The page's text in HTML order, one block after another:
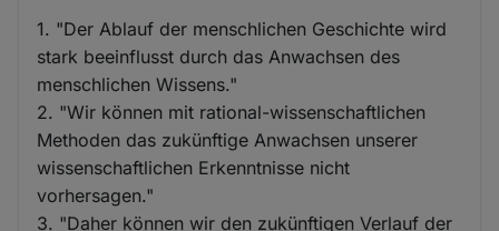
1. "Der Ablauf der menschlichen Geschichte wird
stark beeinflusst durch das Anwachsen des
menschlichen Wissens."
2. "Wir können mit rational-wissenschaftlichen
Methoden das zukünftige Anwachsen unserer
wissenschaftlichen Erkenntnisse nicht
vorhersagen."
3. "Daher können wir den zukünftigen Verlauf der